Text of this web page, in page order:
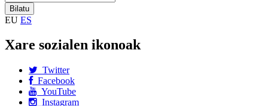
EU ES
Xare sozialen ikonoak
Twitter
Facebook
YouTube
Instagram